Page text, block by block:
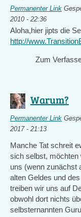
Permanenter Link
2010 - 22:36
Aloha,hier jipts die
http://
Zum
Warum?
Permanenter Link
2017 - 21:13
Manche Tat schreit
sich selbst, möchten
uns (wenn zunächst
alten Geldes und
treiben wir uns auf
obwohl dort nichts
selbsternannten